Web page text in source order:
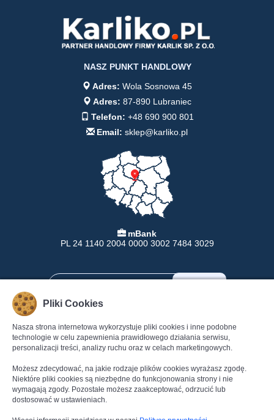
NASZ PUNKT HANDLOWY
Adres: Wola Sosnowa 45
Adres: 87-890 Lubraniec
Telefon: +48 690 900 801
Email: sklep@karliko.pl
mBank
PL 24 1140 2004 0000 3002 7484 3029
INFORMACJE
Formy Płatności
Dostawa
Zwroty
Gwarancja
POMOC
Pomoc
Regulamin
Polityka Prywatności
Dane kontaktowe
Pliki Cookies
Nasza strona internetowa wykorzystuje pliki cookies i inne podobne
technologie w celu zapewnienia prawidłowego działania serwisu,
personalizacji treści, analizy ruchu oraz w celach marketingowych.
Możesz zdecydować, na jakie rodzaje plików cookies wyrażasz zgodę.
Niektóre pliki cookies są niezbędne do funkcjonowania strony i nie
wymagają zgody. Pozostałe możesz zaakceptować, odrzucić lub
dostosować w ustawieniach.